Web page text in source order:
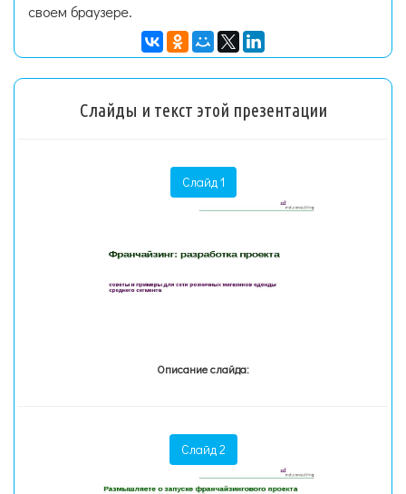
своем браузере.
Слайды и текст этой презентации
Слайд 1
Описание слайда:
Слайд 2